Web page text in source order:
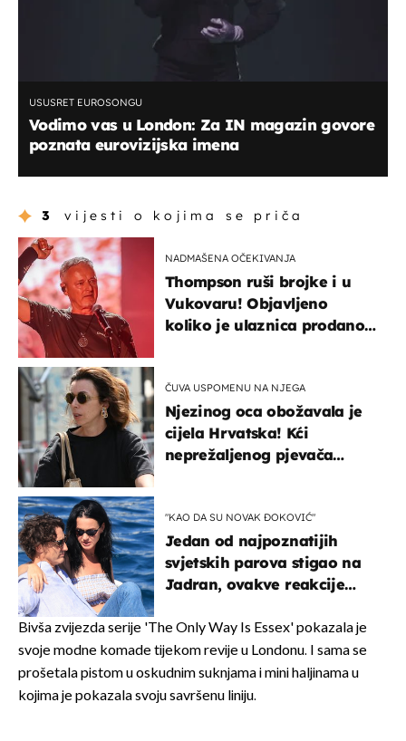
USUSRET EUROSONGU
Vodimo vas u London: Za IN magazin govore
poznata eurovizijska imena
3 vijesti o kojima se priča
NADMAŠENA OČEKIVANJA
Thompson ruši brojke i u
Vukovaru! Objavljeno
koliko je ulaznica prodano
ČUVA USPOMENU NA NJEGA
Njezinog oca obožavala je
cijela Hrvatska! Kći
neprežaljenog pjevača
"KAO DA SU NOVAK ĐOKOVIĆ"
Jedan od najpoznatijih
svjetskih parova stigao na
Jadran, ovakve reakcije
Bivša zvijezda serije 'The Only Way Is Essex' pokazala je
svoje modne komade tijekom revije u Londonu. I sama se
prošetala pistom u oskudnim suknjama i mini haljinama u
kojima je pokazala svoju savršenu liniju.